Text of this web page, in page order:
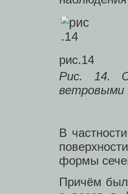
рис.14
Рис. 14.
ветровыми
В
формы
Причём